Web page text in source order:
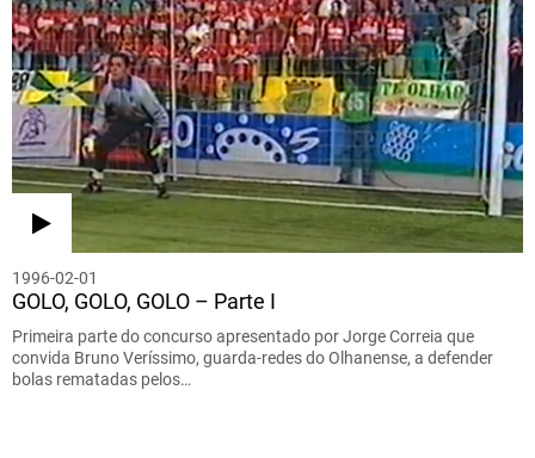
1996-02-01
GOLO, GOLO, GOLO – Parte I
Primeira parte do concurso apresentado por Jorge Correia que
convida Bruno Veríssimo, guarda-redes do Olhanense, a defender
bolas rematadas pelos…